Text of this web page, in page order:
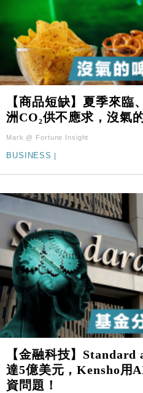
【商品短缺】夏季來臨
洲CO₂供不應求，沒氣
Mark @ Fortune Insight
BUSINESS
【金融科技】Standard
達5億美元，Kensho用
資問題！